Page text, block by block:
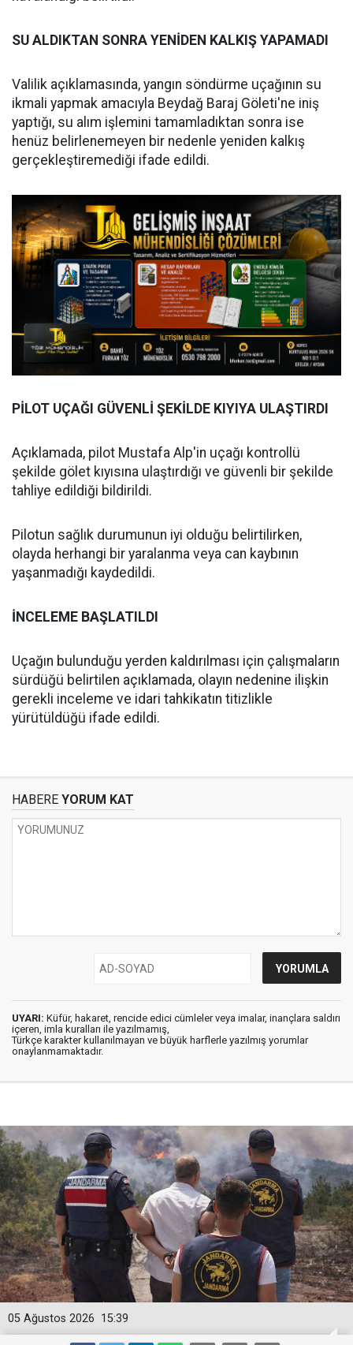
SU ALDIKTAN SONRA YENİDEN KALKIŞ YAPAMADI
Valilik açıklamasında, yangın söndürme uçağının su
ikmali yapmak amacıyla Beydağ Baraj Göleti'ne iniş
yaptığı, su alım işlemini tamamladıktan sonra ise
henüz belirlenemeyen bir nedenle yeniden kalkış
gerçekleştiremediği ifade edildi.
PİLOT UÇAĞI GÜVENLİ ŞEKİLDE KIYIYA ULAŞTIRDI
Açıklamada, pilot Mustafa Alp'in uçağı kontrollü
şekilde gölet kıyısına ulaştırdığı ve güvenli bir şekilde
tahliye edildiği bildirildi.
Pilotun sağlık durumunun iyi olduğu belirtilirken,
olayda herhangi bir yaralanma veya can kaybının
yaşanmadığı kaydedildi.
İNCELEME BAŞLATILDI
Uçağın bulunduğu yerden kaldırılması için çalışmaların
sürdüğü belirtilen açıklamada, olayın nedenine ilişkin
gerekli inceleme ve idari tahkikatın titizlikle
yürütüldüğü ifade edildi.
HABERE YORUM KAT
UYARI: Küfür, hakaret, rencide edici cümleler veya imalar, inançlara saldırı
içeren, imla kuralları ile yazılmamış,
Türkçe karakter kullanılmayan ve büyük harflerle yazılmış yorumlar
onaylanmamaktadır.
15:39
05 Ağustos 2026